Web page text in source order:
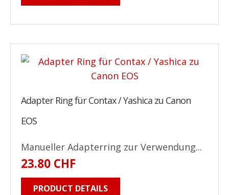
Adapter Ring für Contax / Yashica zu Canon
EOS
Manueller Adapterring zur Verwendung...
23.80 CHF
PRODUCT DETAILS